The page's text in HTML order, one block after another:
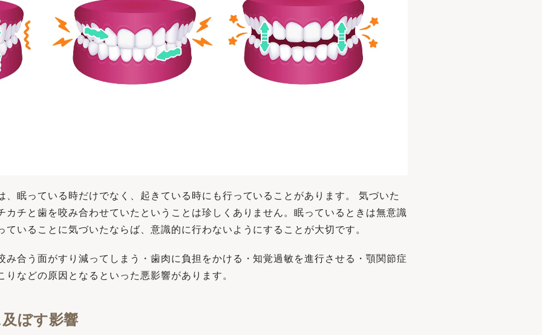
、眠っている時だけでなく、起きている時にも⾏っていることがあります。 気づいた
カチと⻭を咬み合わせていたということは珍しくありません。眠っているときは無意識
ていることに気づいたならば、意識的に⾏わないようにすることが⼤切です。
み合う⾯がすり減ってしまう・⻭⾁に負担をかける・知覚過敏を進⾏させる・顎関節症
などの原因となるといった悪影響があります。
ぼす影響